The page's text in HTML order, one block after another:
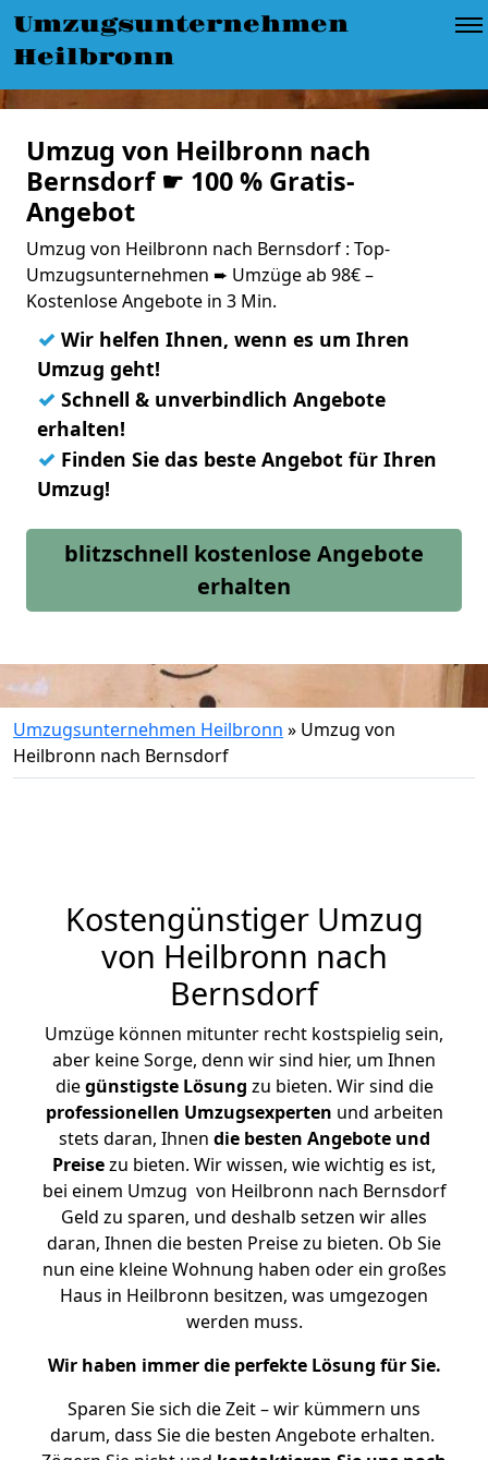
Umzugsunternehmen
Heilbronn
Umzug von Heilbronn nach
Bernsdorf ☛ 100 % Gratis-
Angebot
Umzug von Heilbronn nach Bernsdorf : Top-
Umzugsunternehmen ➨ Umzüge ab 98€ –
Kostenlose Angebote in 3 Min.
✓ Wir helfen Ihnen, wenn es um Ihren
Umzug geht!
✓ Schnell & unverbindlich Angebote
erhalten!
✓ Finden Sie das beste Angebot für Ihren
Umzug!
blitzschnell kostenlose Angebote
erhalten
Umzugsunternehmen Heilbronn » Umzug von
Heilbronn nach Bernsdorf
Kostengünstiger Umzug
von Heilbronn nach
Bernsdorf
Umzüge können mitunter recht kostspielig sein,
aber keine Sorge, denn wir sind hier, um Ihnen
diegünstigste Lösung zu bieten. Wir sind die
professionellen Umzugsexperten und arbeiten
stets daran, Ihnen die besten Angebote und
Preisezu bieten. Wir wissen, wie wichtig es ist,
bei einem Umzug von Heilbronn nach Bernsdorf
Geld zu sparen, und deshalb setzen wir alles
daran, Ihnen die besten Preise zu bieten. Ob Sie
nun eine kleine Wohnung haben oder ein großes
Haus in Heilbronn besitzen, was umgezogen
werden muss.
Wir haben immer die perfekte Lösung für Sie.
Sparen Sie sich die Zeit – wir kümmern uns
darum, dass Sie die besten Angebote erhalten.